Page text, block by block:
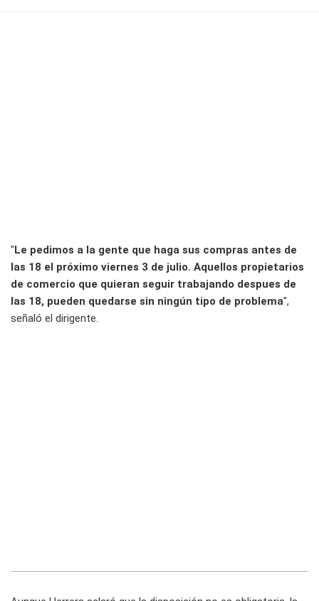
"Le pedimos a la gente que haga sus compras antes de
las 18 el próximo viernes 3 de julio. Aquellos propietarios
de comercio que quieran seguir trabajando despues de
las 18, pueden quedarse sin ningún tipo de problema",
señaló el dirigente.